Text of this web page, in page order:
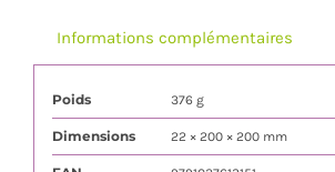
Informations complémentaires
Poids 376 g
Dimensions 22 × 200 × 200 mm